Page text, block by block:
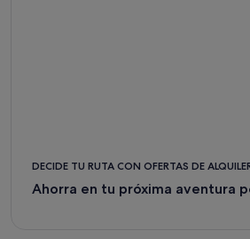
DECIDE TU RUTA CON OFERTAS DE
Ahorra en tu próxima aventura